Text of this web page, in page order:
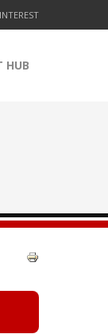
HUB